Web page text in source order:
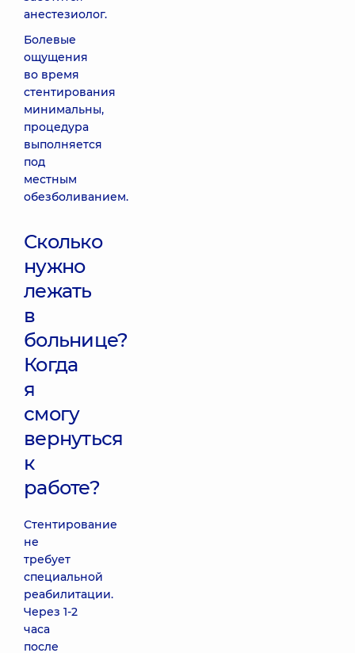
анестезиолог.
Болевые
ощущения
во время
стентирования
минимальны,
процедура
выполняется
под
местным
обезболиванием.
Сколько
нужно
лежать
в
больнице?
Когда
я
смогу
вернуться
к
работе?
Стентирование
не
требует
специальной
реабилитации.
Через 1-2
часа
после